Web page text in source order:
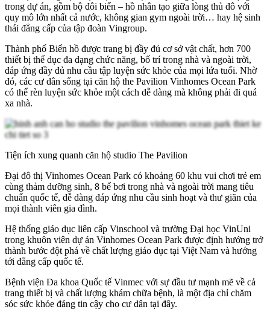
trong dự án, gồm bộ đôi biển – hồ nhân tạo giữa lòng thủ đô với
quy mô lớn nhất cả nước, không gian gym ngoài trời… hay hệ sinh
thái đẳng cấp của tập đoàn Vingroup.
Thành phố Biển hồ được trang bị đầy đủ cơ sở vật chất, hơn 700
thiết bị thể dục đa dạng chức năng, bố trí trong nhà và ngoài trời,
đáp ứng đầy đủ nhu cầu tập luyện sức khỏe của mọi lứa tuổi. Nhờ
đó, các cư dân sống tại căn hộ the Pavilion Vinhomes Ocean Park
có thể rèn luyện sức khỏe một cách dễ dàng mà không phải đi quá
xa nhà.
Tiện ích xung quanh căn hộ studio The Pavilion
Đại đô thị Vinhomes Ocean Park có khoảng 60 khu vui chơi trẻ em
cùng thảm dưỡng sinh, 8 bể bơi trong nhà và ngoài trời mang tiêu
chuẩn quốc tế, dễ dàng đáp ứng nhu cầu sinh hoạt và thư giãn của
mọi thành viên gia đình.
Hệ thống giáo dục liên cấp Vinschool và trường Đại học VinUni
trong khuôn viên dự án Vinhomes Ocean Park được định hướng trở
thành bước đột phá về chất lượng giáo dục tại Việt Nam và hướng
tới đẳng cấp quốc tế.
Bệnh viện Đa khoa Quốc tế Vinmec với sự đầu tư mạnh mẽ về cả
trang thiết bị và chất lượng khám chữa bệnh, là một địa chỉ chăm
sóc sức khỏe đáng tin cậy cho cư dân tại đây.